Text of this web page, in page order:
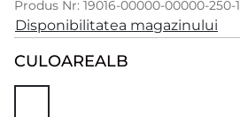
Produs Nr: 19016-00000-00000-250-1
Disponibilitatea magazinului
CULOAREALB